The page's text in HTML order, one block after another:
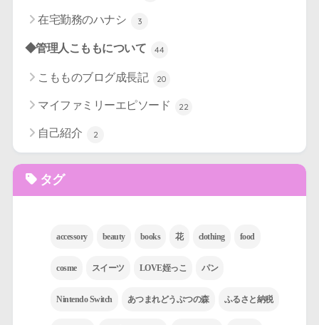
在宅勤務のハナシ 3
◆管理人こももについて 44
こもものブログ成長記 20
マイファミリーエピソード 22
自己紹介 2
タグ
accessory beauty books 花 clothing food
cosme スイーツ LOVE姪っこ パン
Nintendo Switch あつまれどうぶつの森 ふるさと納税